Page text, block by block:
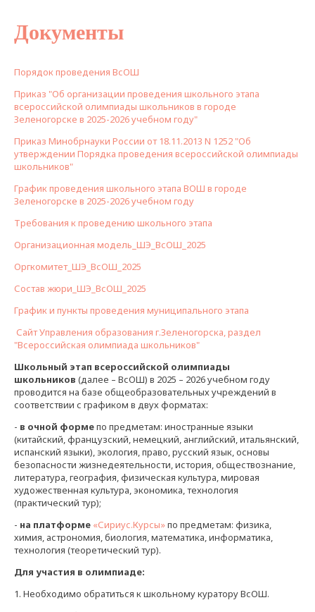
Документы
Порядок проведения ВсОШ
Приказ "Об организации проведения школьного этапа
всероссийской олимпиады школьников в городе
Зеленогорске в 2025-2026 учебном году"
Приказ Минобрнауки России от 18.11.2013 N 1252 "Об
утверждении Порядка проведения всероссийской олимпиады
школьников"
График проведения школьного этапа ВОШ в городе
Зеленогорске в 2025-2026 учебном году
Требования к проведению школьного этапа
Организационная модель_ШЭ_ВсОШ_2025
Оргкомитет_ШЭ_ВсОШ_2025
Состав жюри_ШЭ_ВсОШ_2025
График и пункты проведения муниципального этапа
Сайт Управления образования г.Зеленогорска, раздел
"Всероссийская олимпиада школьников"
Школьный этап всероссийской олимпиады
школьников (далее – ВсОШ) в 2025 – 2026 учебном году
проводится на базе общеобразовательных учреждений в
соответствии с графиком в двух форматах:
- в очной формепо предметам: иностранные языки
(китайский, французский, немецкий, английский, итальянский,
испанский языки), экология, право, русский язык, основы
безопасности жизнедеятельности, история, обществознание,
литература, география, физическая культура, мировая
художественная культура, экономика, технология
(практический тур);
- на платформе «Сириус.Курсы»по предметам: физика,
химия, астрономия, биология, математика, информатика,
технология (теоретический тур).
Для участия в олимпиаде:
1. Необходимо обратиться к школьному куратору ВсОШ.